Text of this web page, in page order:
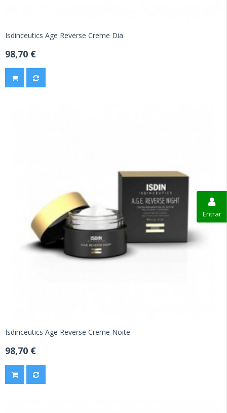
Entrar
Isdinceutics Age Reverse Creme Dia
98,70 €
Isdinceutics Age Reverse Creme Noite
98,70 €